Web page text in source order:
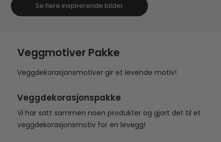
Veggmotiver Pakke
Veggdekorasjonsmotiver gir et levende motiv!
Veggdekorasjonspakke
Vi har satt sammen noen produkter og gjort det til et
veggdekorasjonsmotiv for en levegg!
Se flere inspirerende bilder